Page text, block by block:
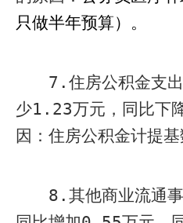
只做半年预算）。
7.住房公积金支出
少1.23万元，同比下
因：住房公积金计提基
8.其他商业流通